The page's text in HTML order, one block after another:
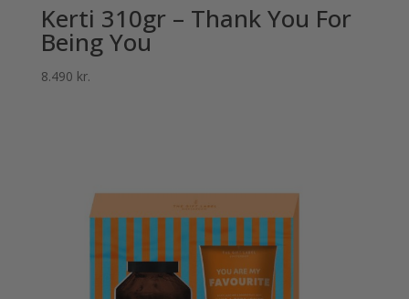
Kerti 310gr – Thank You For
Being You
8.490 kr.